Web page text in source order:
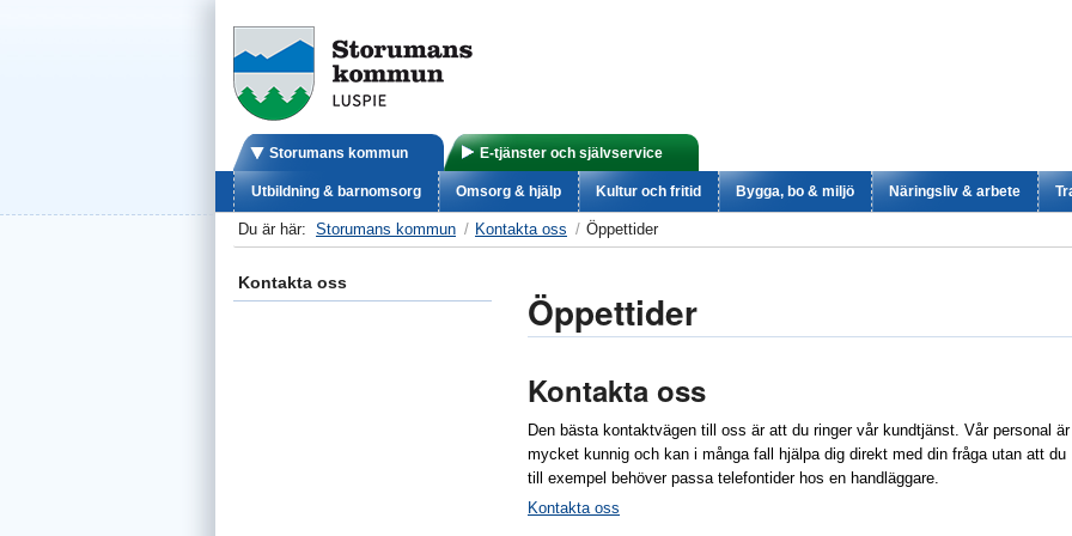
Storumans kommun E-tjänster och självservice
Utbildning & barnomsorg Omsorg & hjälp Kultur och fritid Bygga, bo & miljö Näringsliv & arbete
Du är här: Storumans kommun Kontakta oss Öppettider
Kontakta oss
Öppettider
Kontakta oss
Den bästa kontaktvägen till oss är att du ringer vår kundtjänst. Vår personal är
mycket kunnig och kan i många fall hjälpa dig direkt med din fråga utan att du
till exempel behöver passa telefontider hos en handläggare.
Kontakta oss